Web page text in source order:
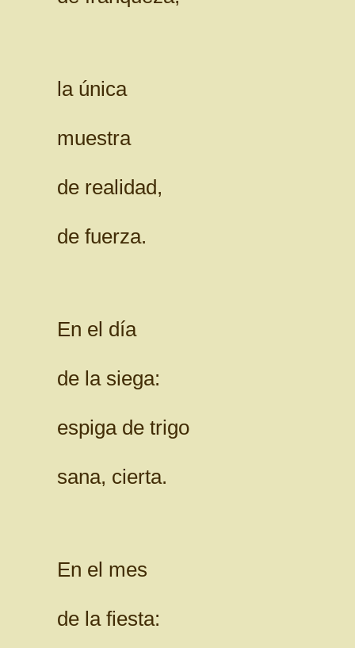
la única
muestra
de realidad,
de fuerza.
En el día
de la siega:
espiga de trigo
sana, cierta.
En el mes
de la fiesta: